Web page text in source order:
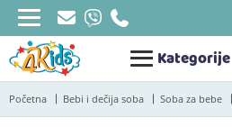
Kategorije
Početna Bebi i dečija soba Soba za bebe